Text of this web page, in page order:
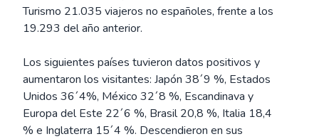
Turismo 21.035 viajeros no españoles, frente a los
19.293 del año anterior.
Los siguientes países tuvieron datos positivos y
aumentaron los visitantes: Japón 38´9 %, Estados
Unidos 36´4%, México 32´8 %, Escandinava y
Europa del Este 22´6 %, Brasil 20,8 %, Italia 18,4
% e Inglaterra 15´4 %. Descendieron en sus